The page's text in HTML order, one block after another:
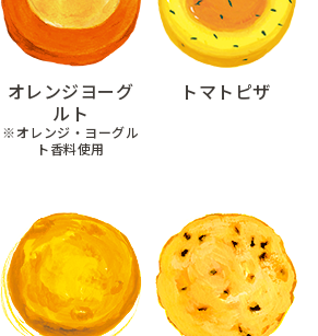
オレンジヨーグ
ルト
※オレンジ・ヨーグル
ト香料使用
トマトピザ